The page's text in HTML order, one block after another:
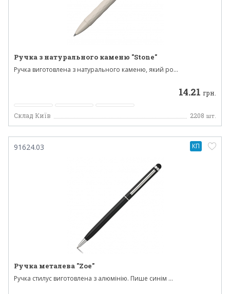
Ручка з натурального каменю "Stone"
Ручка виготовлена ​​з натурального каменю, який ро...
14.21 грн.
Склад Київ 2208 шт.
91624.03
Ручка металева "Zoe"
Ручка стилус виготовлена ​​з алюмінію. Пише синім ...
КП